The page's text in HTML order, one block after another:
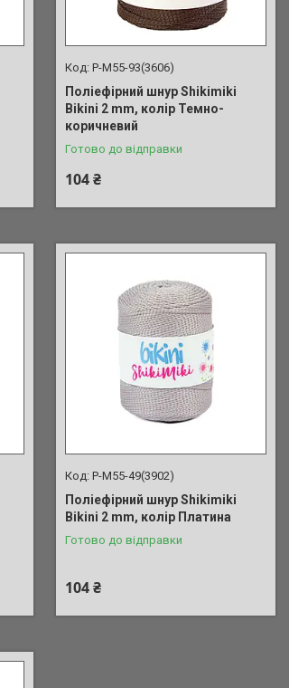
P-M55-93(3606)
Поліефірний шнур Shikimiki
Bikini 2 mm, колір Темно-
коричневий
Готово до відправки
104 ₴
P-M55-49(3902)
Поліефірний шнур Shikimiki
Bikini 2 mm, колір Платина
Готово до відправки
104 ₴